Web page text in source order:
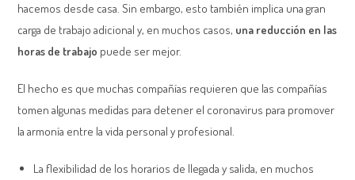
hacemos desde casa. Sin embargo, esto también implica una gran
carga de trabajo adicional y, en muchos casos, una reducción en las
horas de trabajo puede ser mejor.
El hecho es que muchas compañías requieren que las compañías
tomen algunas medidas para detener el coronavirus para promover
la armonía entre la vida personal y profesional.
La flexibilidad de los horarios de llegada y salida, en muchos